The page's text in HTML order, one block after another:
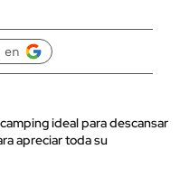
en
ideal para descansar
apreciar toda su